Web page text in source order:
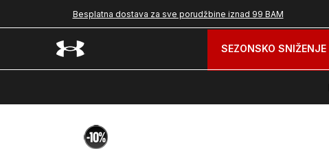
Besplatna dostava za sve porudžbine iznad 99 BAM
SEZONSKO SNIŽENJE